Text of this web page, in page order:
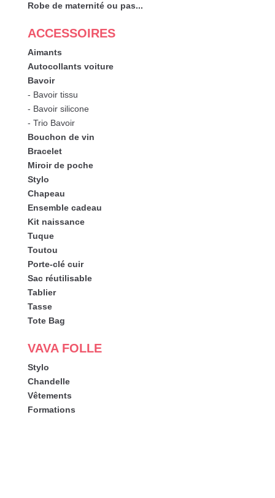
Robe de maternité ou pas...
ACCESSOIRES
Aimants
Autocollants voiture
Bavoir
- Bavoir tissu
- Bavoir silicone
- Trio Bavoir
Bouchon de vin
Bracelet
Miroir de poche
Stylo
Chapeau
Ensemble cadeau
Kit naissance
Tuque
Toutou
Porte-clé cuir
Sac réutilisable
Tablier
Tasse
Tote Bag
VAVA FOLLE
Stylo
Chandelle
Vêtements
Formations